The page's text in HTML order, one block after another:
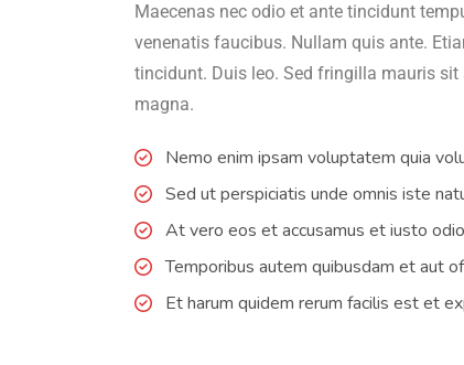
Maecenas nec odio et ante tincidunt
venenatis faucibus. Nullam quis ante.
tincidunt. Duis leo. Sed fringilla mauris
magna.
Nemo enim ipsam voluptatem quia
Sed ut perspiciatis unde omnis iste
At vero eos et accusamus et iusto
Temporibus autem quibusdam et aut
Et harum quidem rerum facilis est et